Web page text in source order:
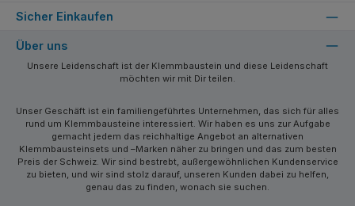
Sicher Einkaufen
Über uns
Unsere Leidenschaft ist der Klemmbaustein und diese Leidenschaft
möchten wir mit Dir teilen.
Unser Geschäft ist ein familiengeführtes Unternehmen, das sich für alles
rund um Klemmbausteine interessiert. Wir haben es uns zur Aufgabe
gemacht jedem das reichhaltige Angebot an alternativen
Klemmbausteinsets und –Marken näher zu bringen und das zum besten
Preis der Schweiz. Wir sind bestrebt, außergewöhnlichen Kundenservice
zu bieten, und wir sind stolz darauf, unseren Kunden dabei zu helfen,
genau das zu finden, wonach sie suchen.